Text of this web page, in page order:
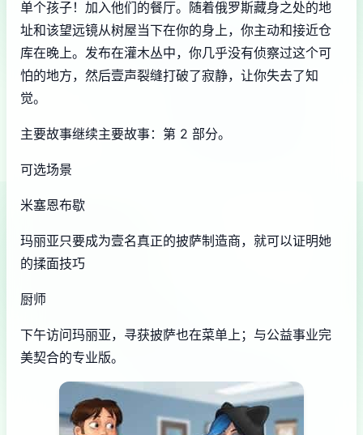
单个孩子！加入他们的餐厅。随着俄罗斯藏身之处的地
址和该望远镜从树屋当下在你的身上，你主动和接近仓
库在晚上。发布在灌木丛中，你几乎没有侦察过这个可
怕的地方，然后壹声裂缝打破了寂静，让你失去了知
觉。
主要故事继续主要故事：第 2 部分。
可选场景
米塞恩布歇
玛丽亚只要成为壹名真正的披萨制造商，就可以证明她
的揉面技巧
厨师
下午访问玛丽亚，寻获披萨也在菜单上；与公益事业完
美契合的专业版。